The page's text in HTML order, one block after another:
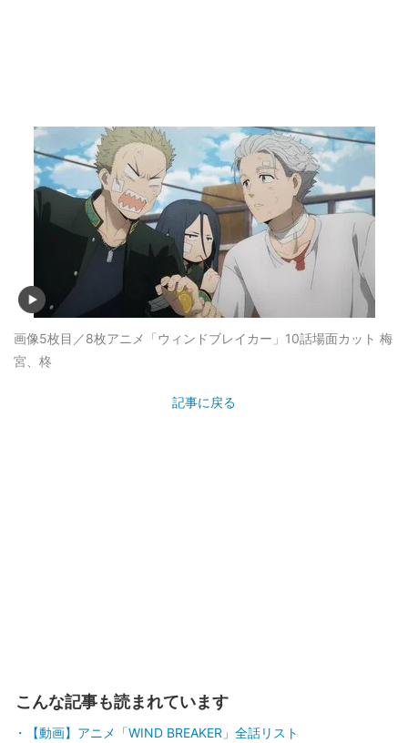
画像5枚目／8枚アニメ「ウィンドブレイカー」10話場面カット 梅
宮、柊
記事に戻る
こんな記事も読まれています
【動画】アニメ「WIND BREAKER」全話リスト